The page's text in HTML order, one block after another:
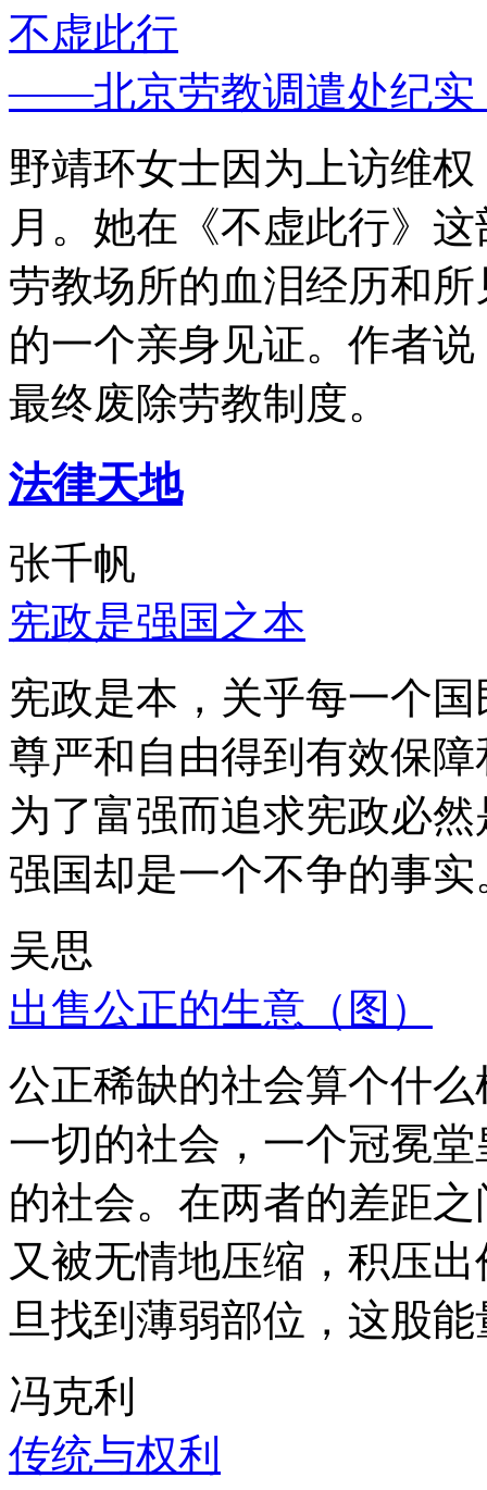
不虚此行
——北京劳教调遣处纪实
野靖环女士因为上访维
月。她在《不虚此行》
劳教场所的血泪经历和
的一个亲身见证。作者
最终废除劳教制度。
法律天地
张千帆
宪政是强国之本
宪政是本，关乎每一个
尊严和自由得到有效保
为了富强而追求宪政必
强国却是一个不争的事实
吴思
出售公正的生意（图）
公正稀缺的社会算个什
一切的社会，一个冠冕
的社会。在两者的差距
又被无情地压缩，积压
旦找到薄弱部位，这股
冯克利
传统与权利